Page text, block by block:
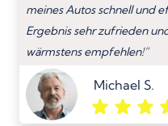
meines Autos schnell und
Ergebnis sehr zufrieden
wärmstens empfehlen!”
Michael S.